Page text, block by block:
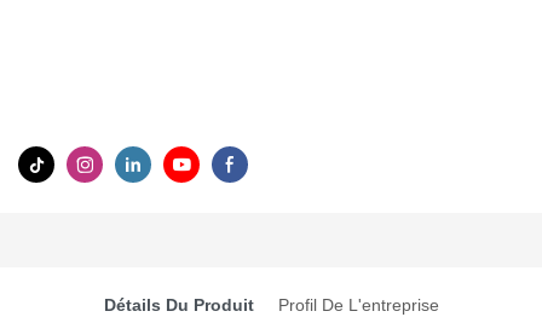
Détails Du Produit Profil De L'entreprise